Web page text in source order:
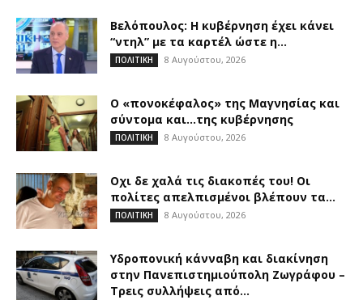
Βελόπουλος: Η κυβέρνηση έχει κάνει
“ντηλ” με τα καρτέλ ώστε η...
ΠΟΛΙΤΙΚΗ 8 Αυγούστου, 2026
Ο «πονοκέφαλος» της Μαγνησίας και
σύντομα και…της κυβέρνησης
ΠΟΛΙΤΙΚΗ 8 Αυγούστου, 2026
Οχι δε χαλά τις διακοπές του! Οι
πολίτες απελπισμένοι βλέπουν τα...
ΠΟΛΙΤΙΚΗ 8 Αυγούστου, 2026
Υδροπονική κάνναβη και διακίνηση
στην Πανεπιστημιούπολη Ζωγράφου –
Τρεις συλλήψεις από...